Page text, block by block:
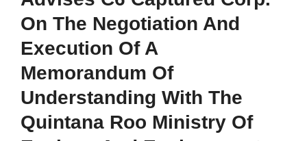
On The Negotiation And
Execution Of A
Memorandum Of
Understanding With The
Quintana Roo Ministry Of